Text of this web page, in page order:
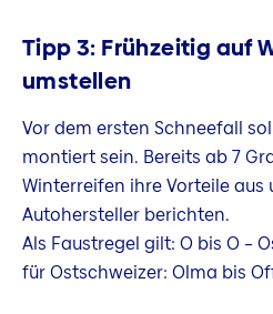
Tipp 3: Frühzeitig auf
umstellen
Vor dem ersten Schneefall
montiert sein. Bereits ab 7
Winterreifen ihre Vorteile aus
Autohersteller berichten.
Als Faustregel gilt: O bis O –
für Ostschweizer: Olma bis